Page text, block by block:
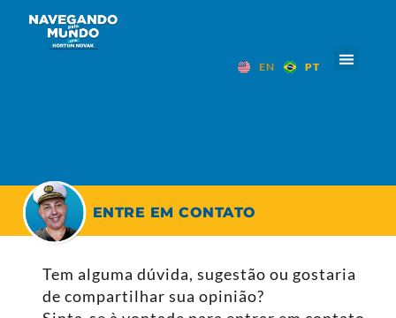
EN PT
ENTRE EM CONTATO
Tem alguma dúvida, sugestão ou gostaria
de compartilhar sua opinião?